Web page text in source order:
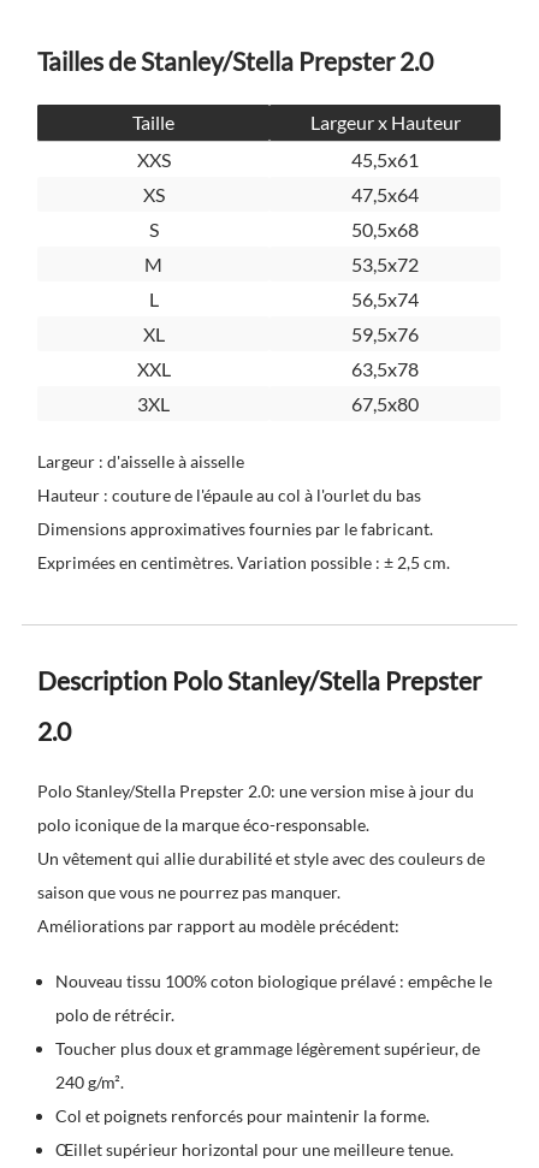
Tailles de Stanley/Stella Prepster 2.0
Taille
Largeur x Hauteur
XXS
45,5x61
XS
47,5x64
S
50,5x68
M
53,5x72
L
56,5x74
XL
59,5x76
XXL
63,5x78
3XL
67,5x80
Largeur : d'aisselle à aisselle
Hauteur : couture de l'épaule au col à l'ourlet du bas
Dimensions approximatives fournies par le fabricant.
Exprimées en centimètres. Variation possible : ± 2,5 cm.
Description Polo Stanley/Stella Prepster
2.0
Polo Stanley/Stella Prepster 2.0: une version mise à jour du
polo iconique de la marque éco-responsable.
Un vêtement qui allie durabilité et style avec des couleurs de
saison que vous ne pourrez pas manquer.
Améliorations par rapport au modèle précédent:
Nouveau tissu 100% coton biologique prélavé : empêche le
polo de rétrécir.
Toucher plus doux et grammage légèrement supérieur, de
240 g/m².
Col et poignets renforcés pour maintenir la forme.
Œillet supérieur horizontal pour une meilleure tenue.